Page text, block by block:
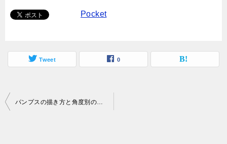
Pocket
Tweet 0
投
パンプスの描き方と角度別の構造！正面や横はどうなってるの？